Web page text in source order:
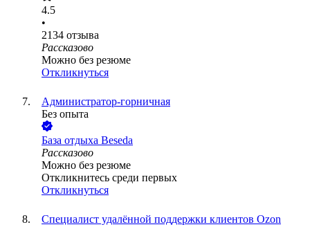
4.5
•
2134 отзыва
Рассказово
Можно без резюме
Откликнуться
Администратор-горничная
Без опыта
База отдыха Beseda
Рассказово
Можно без резюме
Откликнитесь среди первых
Откликнуться
Специалист удалённой поддержки клиентов Ozon